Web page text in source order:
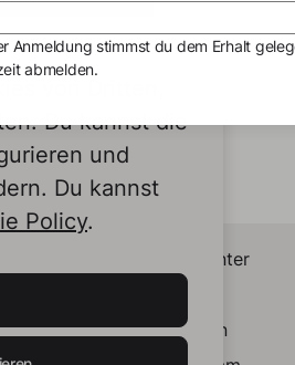
von Dritten,
Du kannst die
und
Du kannst
Policy.
Helpcenter
LinkedIn
Anmeldung stimmst du dem Erhalt
abmelden.